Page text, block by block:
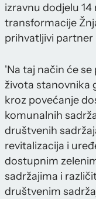
izravnu dodjelu
transformacije
prihvatljivi partner
'Na taj način će
života stanovnika
kroz povećanje
komunalnih
društvenih
revitalizacija i
dostupnim
sadržajima i
društvenim